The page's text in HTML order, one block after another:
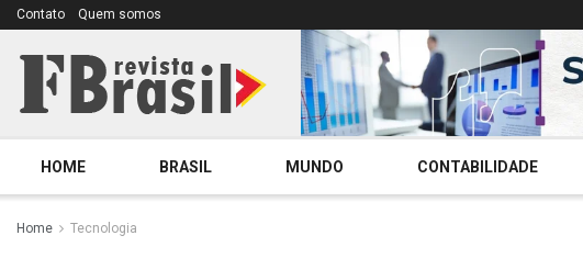
Contato Quem somos
HOME BRASIL MUNDO CONTABILIDADE
Home Tecnologia